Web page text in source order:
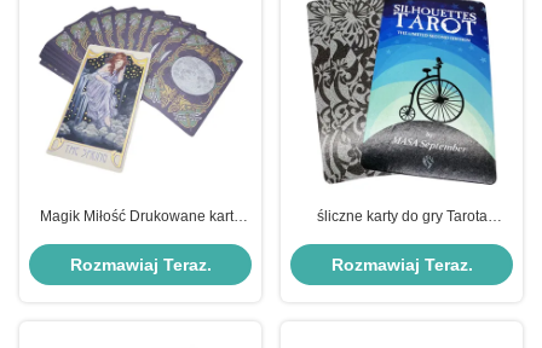
Magik Miłość Drukowane karty
logo
Rozmawiaj Teraz.
śliczne karty do gry Tarota
wydrukowane
Rozmawiaj Teraz.